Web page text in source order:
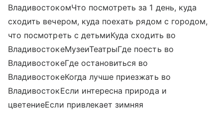
ВладивостокомЧто посмотреть за 1 день, куда
сходить вечером, куда поехать рядом с городом,
что посмотреть с детьмиКуда сходить во
ВладивостокеМузеиТеатрыГде поесть во
ВладивостокеГде остановиться во
ВладивостокеКогда лучше приезжать во
ВладивостокЕсли интересна природа и
цветениеЕсли привлекает зимняя